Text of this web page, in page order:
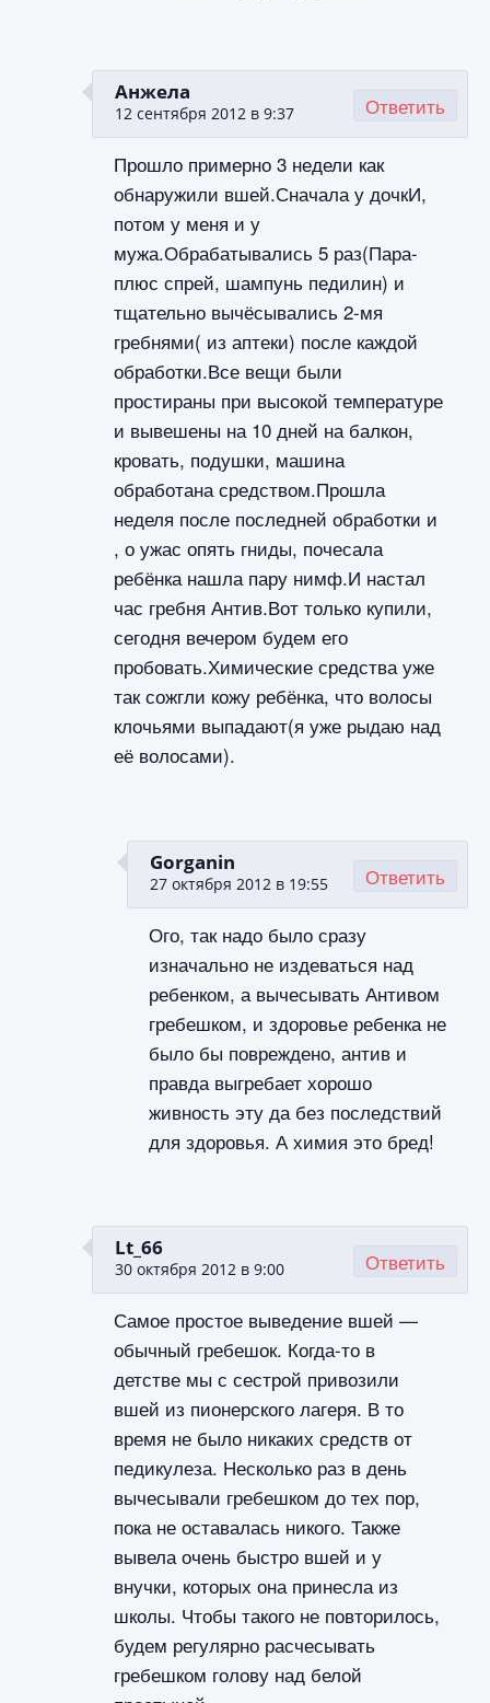
Анжела
12 сентября 2012 в 9:37
Прошло примерно 3 недели как
обнаружили вшей.Сначала у дочкИ,
потом у меня и у
мужа.Обрабатывались 5 раз(Пара-
плюс спрей, шампунь педилин) и
тщательно вычёсывались 2-мя
гребнями( из аптеки) после каждой
обработки.Все вещи были
простираны при высокой температуре
и вывешены на 10 дней на балкон,
кровать, подушки, машина
обработана средством.Прошла
неделя после последней обработки и
, о ужас опять гниды, почесала
ребёнка нашла пару нимф.И настал
час гребня Антив.Вот только купили,
сегодня вечером будем его
пробовать.Химические средства уже
так сожгли кожу ребёнка, что волосы
клочьями выпадают(я уже рыдаю над
её волосами).
Ответить
Gorganin
27 октября 2012 в 19:55
Ого, так надо было сразу
изначально не издеваться над
ребенком, а вычесывать Антивом
гребешком, и здоровье ребенка не
было бы повреждено, антив и
правда выгребает хорошо
живность эту да без последствий
для здоровья. А химия это бред!
Ответить
Lt_66
30 октября 2012 в 9:00
Самое простое выведение вшей —
обычный гребешок. Когда-то в
детстве мы с сестрой привозили
вшей из пионерского лагеря. В то
время не было никаких средств от
педикулеза. Несколько раз в день
вычесывали гребешком до тех пор,
пока не оставалась никого. Также
вывела очень быстро вшей и у
внучки, которых она принесла из
школы. Чтобы такого не повторилось,
будем регулярно расчесывать
гребешком голову над белой
Ответить